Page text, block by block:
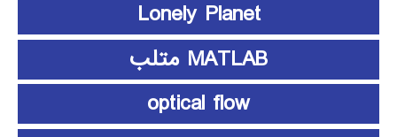
Lonely Planet
MATLAB متلب
optical flow